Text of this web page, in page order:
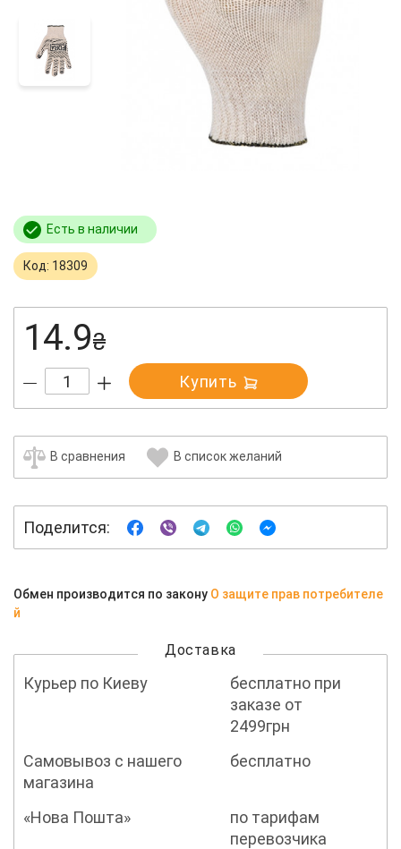
Есть в наличии
Код: 18309
14.9₴
Купить
В сравнения В список желаний
Поделится:
Обмен производится по закону О защите прав потребителе
й
Доставка
Курьер по Киеву
бесплатно при
заказе от
2499грн
Самовывоз с нашего
магазина
бесплатно
«Нова Пошта»
по тарифам
перевозчика